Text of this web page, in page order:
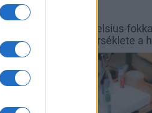
Balaton
hét alatt közel 6 Celsius-
vizének hőmérséklete a
hírek